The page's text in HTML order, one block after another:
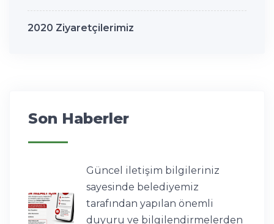
2020 Ziyaretçilerimiz
Son Haberler
Güncel iletişim bilgileriniz
sayesinde belediyemiz
tarafından yapılan önemli
duyuru ve bilgilendirmelerden